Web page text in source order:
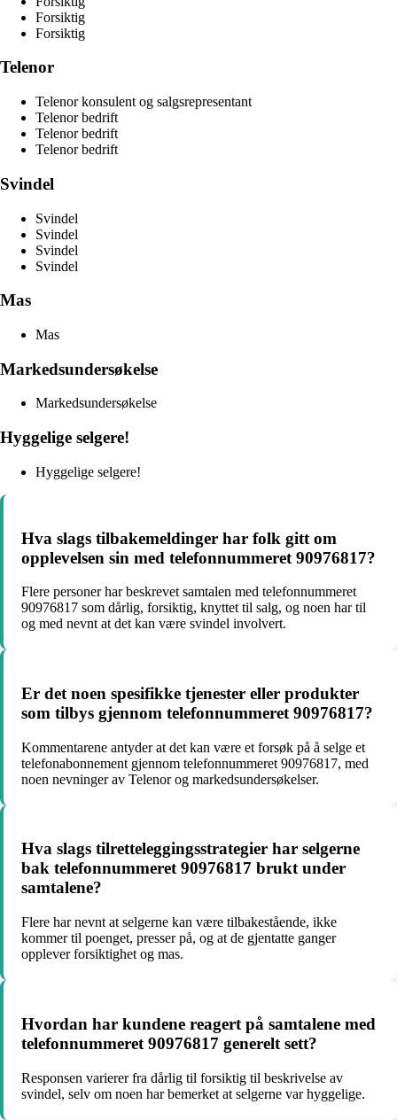
Forsiktig
Forsiktig
Telenor
Telenor konsulent og salgsrepresentant
Telenor bedrift
Telenor bedrift
Telenor bedrift
Svindel
Svindel
Svindel
Svindel
Svindel
Mas
Mas
Markedsundersøkelse
Markedsundersøkelse
Hyggelige selgere!
Hyggelige selgere!
Hva slags tilbakemeldinger har folk gitt om
opplevelsen sin med telefonnummeret 90976817?
Flere personer har beskrevet samtalen med telefonnummeret
90976817 som dårlig, forsiktig, knyttet til salg, og noen har til
og med nevnt at det kan være svindel involvert.
Er det noen spesifikke tjenester eller produkter
som tilbys gjennom telefonnummeret 90976817?
Kommentarene antyder at det kan være et forsøk på å selge et
telefonabonnement gjennom telefonnummeret 90976817, med
noen nevninger av Telenor og markedsundersøkelser.
Hva slags tilretteleggingsstrategier har selgerne
bak telefonnummeret 90976817 brukt under
samtalene?
Flere har nevnt at selgerne kan være tilbakestående, ikke
kommer til poenget, presser på, og at de gjentatte ganger
opplever forsiktighet og mas.
Hvordan har kundene reagert på samtalene med
telefonnummeret 90976817 generelt sett?
Responsen varierer fra dårlig til forsiktig til beskrivelse av
svindel, selv om noen har bemerket at selgerne var hyggelige.